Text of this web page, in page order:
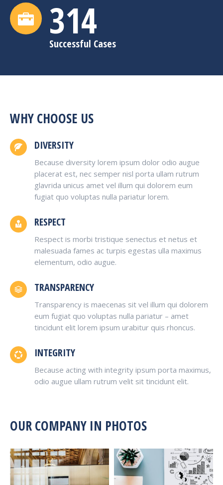
315
Successful Cases
WHY CHOOSE US
DIVERSITY
Because diversity lorem ipsum dolor odio augue
placerat est, nec semper nisl porta ullam rutrum
glavrida unicus amet vel illum qui dolorem eum
fugiat quo voluptas nulla pariatur lorem.
RESPECT
Respect is morbi tristique senectus et netus et
malesuada fames ac turpis egestas ulla maximus
elementum, odio augue.
TRANSPARENCY
Transparency is maecenas sit vel illum qui dolorem
eum fugiat quo voluptas nulla pariatur – amet
tincidunt elit lorem ipsum urabitur quis rhoncus.
INTEGRITY
Because acting with integrity ipsum porta maximus,
odio augue ullam rutrum velit sit tincidunt elit.
OUR COMPANY IN PHOTOS